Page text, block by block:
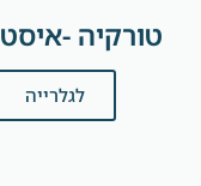
טורקיה -
לגלרייה